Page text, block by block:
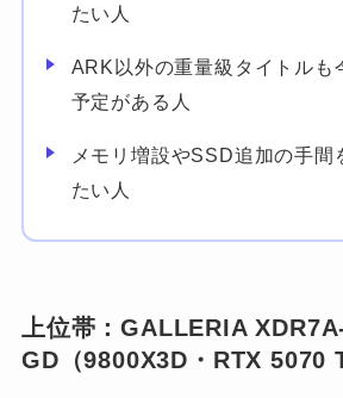
たい人
ARK以外の重量級タイトルも
予定がある人
メモリ増設やSSD追加の手間
たい人
上位帯：GALLERIA
GD（9800X3D・RTX 5070